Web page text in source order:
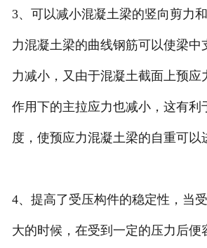
3、可以减小混凝土梁的竖向剪力
力混凝土梁的曲线钢筋可以使梁中
力减小，又由于混凝土截面上预应
作用下的主拉应力也减小，这有利
度，使预应力混凝土梁的自重可以
4、提高了受压构件的稳定性，当
大的时候，在受到一定的压力后便